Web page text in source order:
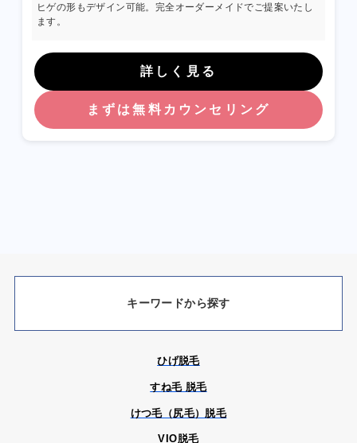
ヒゲの形もデザイン可能。完全オーダーメイドでご提案いたし
ます。
詳しく見る
まずは無料カウンセリング
キーワードから探す
ひげ脱毛
すね毛 脱毛
けつ毛（尻毛）脱毛
VIO脱毛